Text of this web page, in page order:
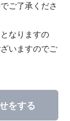
ご了承くださ
なりますの
いますのでご
をする